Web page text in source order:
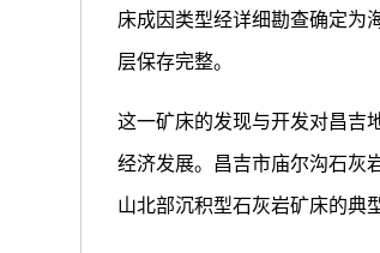
床成因类型经详细勘查确定为
层保存完整。
这一矿床的发现与开发对昌吉
经济发展。昌吉市庙尔沟石灰
山北部沉积型石灰岩矿床的典